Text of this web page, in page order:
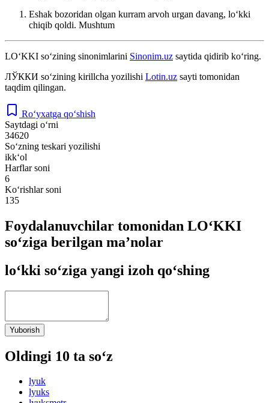
Eshak bozoridan olgan kurram arvoh urgan davang, loʻkki
chiqib qoldi. Mushtum
LO‘KKI so‘zining sinonimlarini Sinonim.uz saytida qidirib ko‘ring.
ЛЎККИ so‘zining kirillcha yozilishi Lotin.uz sayti tomonidan
taqdim qilingan.
Ro‘yxatga qo‘shish
Saytdagi o‘rni
34620
So‘zning teskari yozilishi
ikk‘ol
Harflar soni
6
Ko‘rishlar soni
135
Foydalanuvchilar tomonidan LO‘KKI
so‘ziga berilgan ma’nolar
lo‘kki so‘ziga yangi izoh qo‘shing
Yuborish
Oldingi 10 ta so‘z
lyuk
lyuks